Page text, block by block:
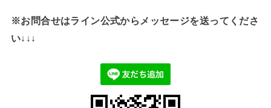
※お問合せはライン公式からメッセージを送ってくださ
い↓↓↓